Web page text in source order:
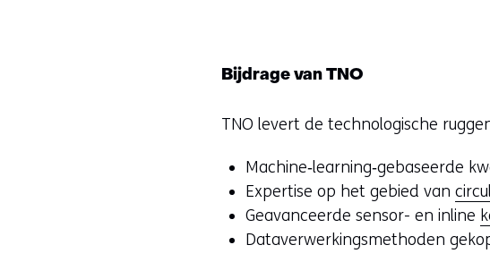
(
e
w
i
j
s
Bijdrage van TNO
TNO levert de technologische
Machine‑learning‑gebaseerde
Expertise op het gebied van
Geavanceerde sensor- en inline
Dataverwerkingsmethoden